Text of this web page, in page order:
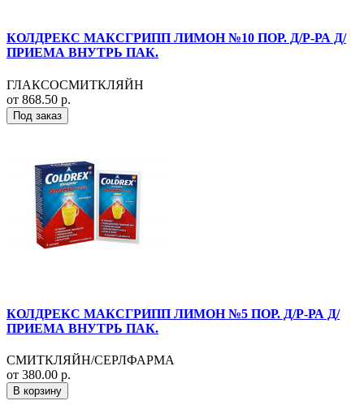
КОЛДРЕКС МАКСГРИПП ЛИМОН №10 ПОР. Д/Р-РА Д/
ПРИЕМА ВНУТРЬ ПАК.
ГЛАКСОСМИТКЛЯЙН
от 868.50 р.
Под заказ
КОЛДРЕКС МАКСГРИПП ЛИМОН №5 ПОР. Д/Р-РА Д/
ПРИЕМА ВНУТРЬ ПАК.
СМИТКЛЯЙН/СЕРЛФАРМА
от 380.00 р.
В корзину